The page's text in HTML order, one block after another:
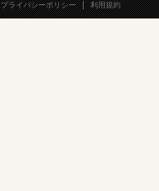
プライバシーポリシー 利用規約